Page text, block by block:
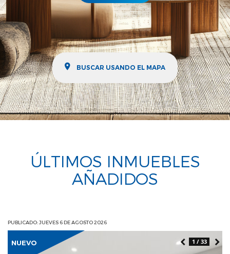
BUSCAR USANDO EL MAPA
ÚLTIMOS INMUEBLES
AÑADIDOS
PUBLICADO: JUEVES 6 DE AGOSTO 2026
NUEVO 1 / 33